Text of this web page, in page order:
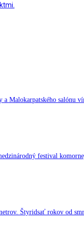
a Malokarpatského salónu
festival
Štyridsať rokov od